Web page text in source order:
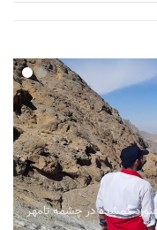
گمشده در چشمه تامهر